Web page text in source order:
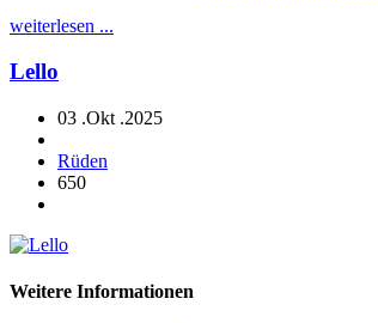
weiterlesen ...
Lello
03 .Okt .2025
Rüden
650
Weitere Informationen